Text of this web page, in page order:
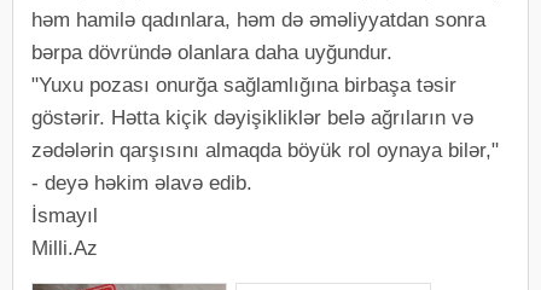
həm hamilə qadınlara, həm də əməliyyatdan sonra
bərpa dövründə olanlara daha uyğundur.
"Yuxu pozası onurğa sağlamlığına birbaşa təsir
göstərir. Hətta kiçik dəyişikliklər belə ağrıların və
zədələrin qarşısını almaqda böyük rol oynaya bilər,"
- deyə həkim əlavə edib.
İsmayıl
Milli.Az